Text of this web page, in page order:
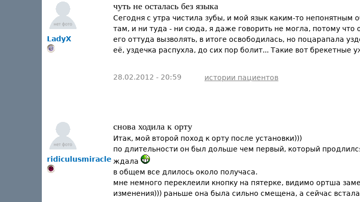
LadyX
чуть не осталась без языка
Сегодня с утра чистила зубы, и мой язык каким-то непонятным
там, и ни туда - ни сюда, я даже говорить не могла, потому что
его оттуда вызволять, в итоге освободилась, но поцарапала
её, уздечка распухла, до сих пор болит... Такие вот
28.02.2012 - 20:59 истории пациентов
ridiculusmiracle
снова ходила к орту
Итак, мой второй поход к орту после установки)))
по длительности он был дольше чем первый, который
ждала
в общем все длилось около получаса.
мне немного переклеили кнопку на пятерке, видимо ортша
изменения))) раньше она была сильно смещена, а сейчас